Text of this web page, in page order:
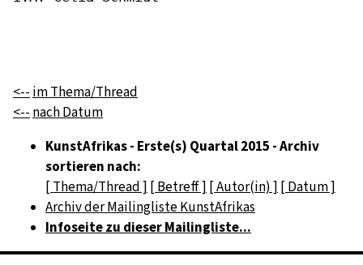
<-- im Thema/Thread
<-- nach Datum
KunstAfrikas - Erste(s) Quartal 2015 - Archiv
sortieren nach:
[ Thema/Thread ] [ Betreff ] [ Autor(in) ] [ Datum ]
Archiv der Mailingliste KunstAfrikas
Infoseite zu dieser Mailingliste...